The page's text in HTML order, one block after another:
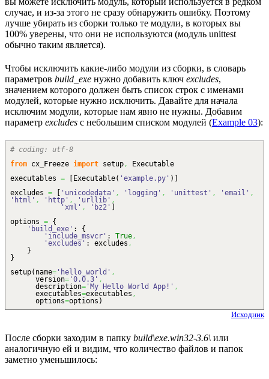
случае, и из-за этого не сразу обнаружить ошибку. Поэтому
лучше убирать из сборки только те модули, в которых вы
100% уверены, что они не используются (модуль unittest
обычно таким является).
Чтобы исключить какие-либо модули из сборки, в словарь
параметров build_exe нужно добавить ключ excludes,
значением которого должен быть список строк с именами
модулей, которые нужно исключить. Давайте для начала
исключим модули, которые нам явно не нужны. Добавим
параметр excludes с небольшим списком модулей (Example 03):
# coding: utf-8
from cx_Freeze import setup,
Executable
executables = Executable( 'example.py' )
excludes = 'unicodedata' , 'logging' , 'unittest' , 'email' ,
'html' , 'http' , 'urllib' ,
'xml' , 'bz2'
options = {
'build_exe' : {
'include_msvcr' : True,
'excludes' : excludes ,
}
}
setup( name= 'hello_world' ,
version= '0.0.3' ,
description= 'My Hello World App!' ,
executables=executables ,
options=options )
Исходник
После сборки заходим в папку build\exe.win32-3.6\ или
аналогичную ей и видим, что количество файлов и папок
заметно уменьшилось: